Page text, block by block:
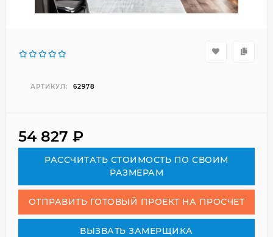
АРТИКУЛ: 62978
54 827 ₽
РАСCЧИТАТЬ СТОИМОСТЬ ПО СВОИМ
РАЗМЕРАМ
ОТПРАВИТЬ ГОТОВЫЙ ПРОЕКТ НА ПРОСЧЕТ
ВЫЗВАТЬ ЗАМЕРЩИКА